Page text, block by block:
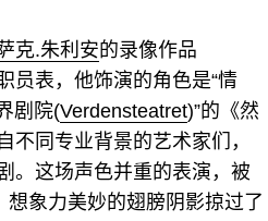
克.朱利安的录像作品
员表，他饰演的角色是“情
剧院(Verdensteatret)”的《然
同专业背景的艺术家们，
。这场声色并重的表演，被
想象力美妙的翅膀阴影掠过了